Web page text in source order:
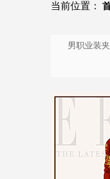
当前位置：
男职业装